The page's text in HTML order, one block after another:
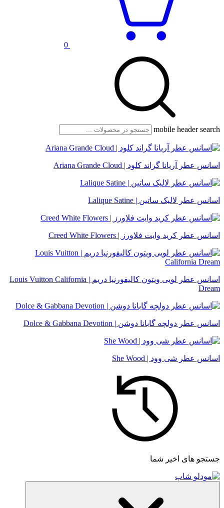
0
mobile header search
اسانس عطر آریانا گراند کلود | Ariana Grande Cloud
اسانس عطر لالیک ساتین | Lalique Satine
اسانس عطر کرید وایت فلاورز | Creed White Flowers
اسانس عطر لویی ویتون کالیفورنیا دریم | Louis Vuitton California
Dream
اسانس عطر دولچه گابانا دوشن | Dolce & Gabbana Devotion
اسانس عطر شی وود | She Wood
جستجو های اخیر شما